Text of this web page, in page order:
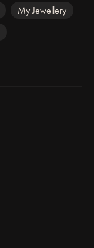
My Jewellery